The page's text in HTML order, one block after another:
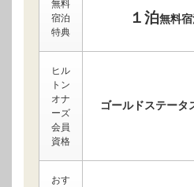
無料
宿泊
特典
１泊無料
ヒル
トン
オナ
ーズ
会員
資格
ゴールドステータ
おす